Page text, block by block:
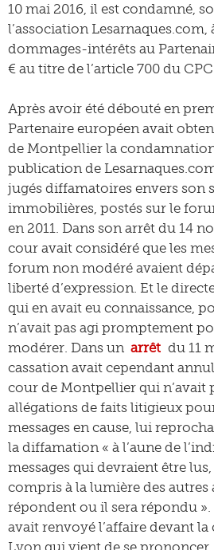
10 mai 2016, il est condamné,
l’association Lesarnaques.com,
dommages-intérêts au
€ au titre de l’article 700 du
Après avoir été débouté en
Partenaire européen avait
de Montpellier la
publication de
jugés diffamatoires envers son
immobilières, postés sur le
en 2011. Dans son arrêt du 14
cour avait considéré que les
forum non modéré avaient
liberté d’expression. Et le
qui en avait eu connaissance,
n’avait pas agi promptement
modérer. Dans un arrêt du 11
cassation avait cependant
cour de Montpellier qui n’avait
allégations de faits litigieux
messages en cause, lui
la diffamation « à l’aune de
messages qui devraient être
compris à la lumière des autres
répondent ou il sera répondu
avait renvoyé l’affaire devant la
Lyon qui vient de se prononcer.